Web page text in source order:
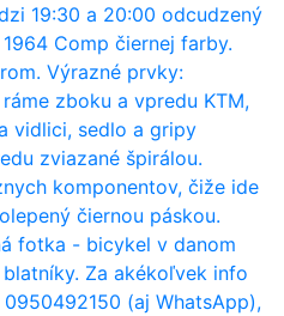
19:30 a 20:00 odcudzený
Comp čiernej farby.
Výrazné prvky:
zboku a vpredu KTM,
vidlici, sedlo a gripy
zviazané špirálou.
komponentov, čiže ide
čiernou páskou.
fotka - bicykel v danom
Za akékoľvek info
(aj WhatsApp),